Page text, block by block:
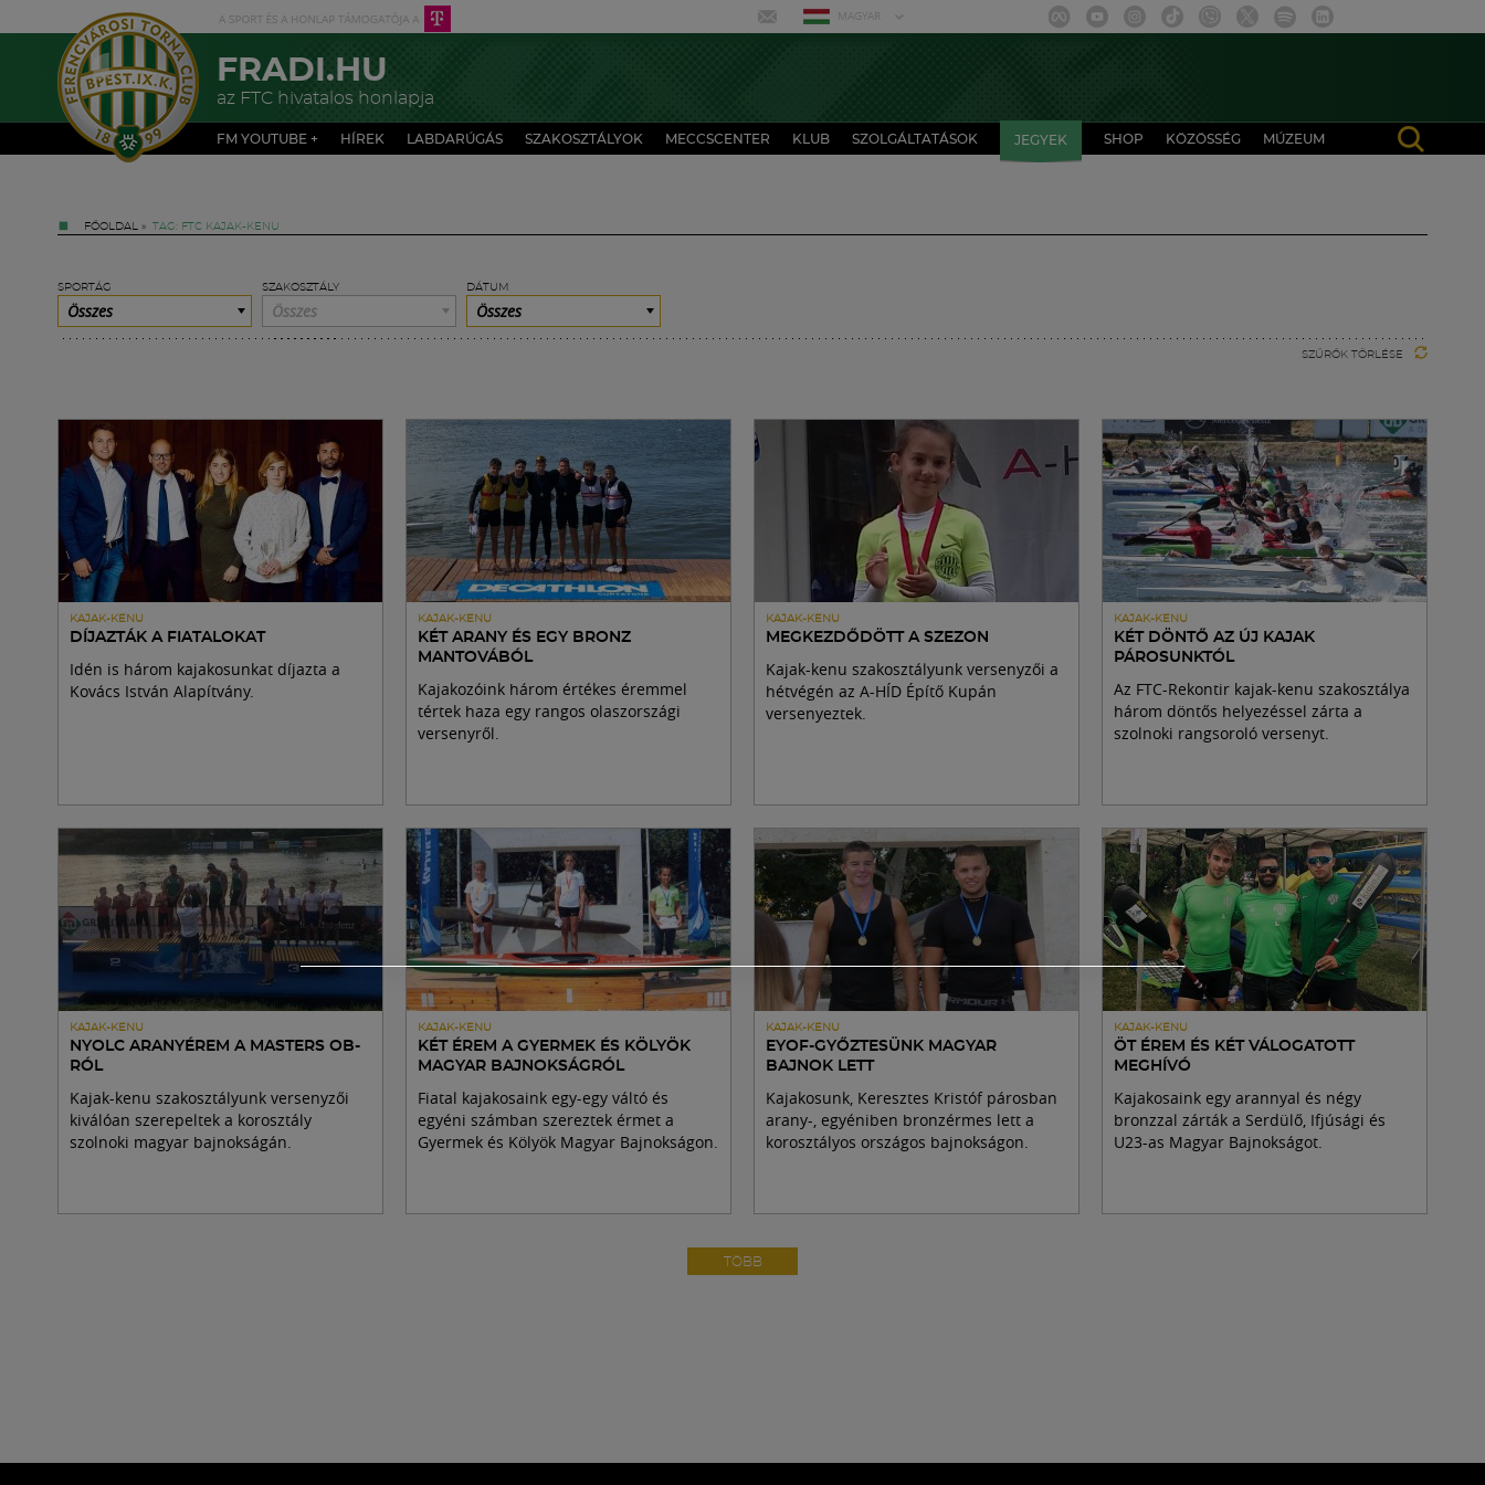
MAGYAR
FRADI.HU
az FTC hivatalos honlapja
FM YOUTUBE + HÍREK LABDARÚGÁS SZAKOSZTÁLYOK MECCSCENTER KLUB SZOLGÁLTATÁSOK JEGYEK SHOP KÖZÖSSÉG MÚZEUM
FŐOLDAL » TAG: FTC KAJAK-KENU
SPORTÁG
Összes
SZAKOSZTÁLY
Összes
DÁTUM
Összes
SZŰRŐK TÖRLÉSE
KAJAK-KENU
DÍJAZTÁK A FIATALOKAT
Idén is három kajakosunkat díjazta a
Kovács István Alapítvány.
KAJAK-KENU
KÉT ARANY ÉS EGY BRONZ
MANTOVÁBÓL
Kajakozóink három értékes éremmel
tértek haza egy rangos olaszországi
versenyről.
KAJAK-KENU
MEGKEZDŐDÖTT A SZEZON
Kajak-kenu szakosztályunk versenyzői a
hétvégén az A-HÍD Építő Kupán
versenyeztek.
KAJAK-KENU
KÉT DÖNTŐ AZ ÚJ KAJAK
PÁROSUNKTÓL
Az FTC-Rekontir kajak-kenu szakosztálya
három döntős helyezéssel zárta a
szolnoki rangsoroló versenyt.
KAJAK-KENU
NYOLC ARANYÉREM A MASTERS OB-
RÓL
Kajak-kenu szakosztályunk versenyzői
kiválóan szerepeltek a korosztály
szolnoki magyar bajnokságán.
KAJAK-KENU
KÉT ÉREM A GYERMEK ÉS KÖLYÖK
MAGYAR BAJNOKSÁGRÓL
Fiatal kajakosaink egy-egy váltó és
egyéni számban szereztek érmet a
Gyermek és Kölyök Magyar Bajnokságon.
KAJAK-KENU
EYOF-GYŐZTESÜNK MAGYAR
BAJNOK LETT
Kajakosunk, Keresztes Kristóf párosban
arany-, egyéniben bronzérmes lett a
korosztályos országos bajnokságon.
KAJAK-KENU
ÖT ÉREM ÉS KÉT VÁLOGATOTT
MEGHÍVÓ
Kajakosaink egy arannyal és négy
bronzzal zárták a Serdülő, Ifjúsági és
U23-as Magyar Bajnokságot.
TÖBB